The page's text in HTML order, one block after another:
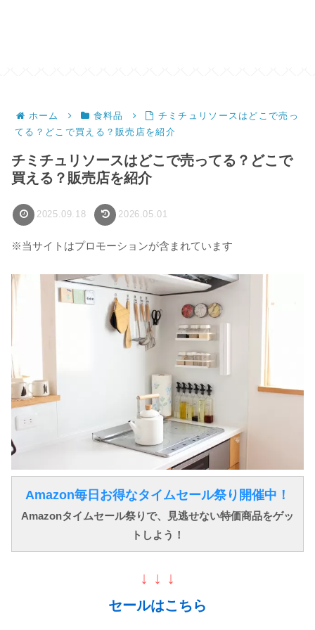
ホーム 食料品
チミチュリソースはどこで売っ
てる？どこで買える？販売店を紹介
チミチュリソースはどこで売ってる？どこで
買える？販売店を紹介
2025.09.18 2026.05.01
※当サイトはプロモーションが含まれています
Amazon毎日お得なタイムセール祭り開催中！
Amazonタイムセール祭りで、見逃せない特価商品をゲッ
トしよう！
↓ ↓ ↓
セールはこちら